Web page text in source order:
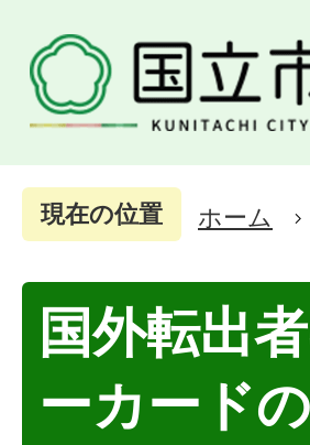
現在の位置 ホーム
国外転出
ーカード